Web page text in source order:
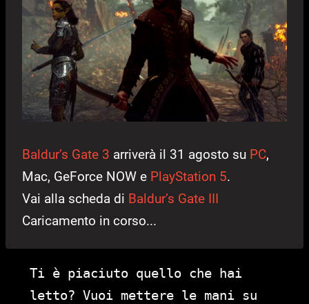
Baldur’s Gate 3 arriverà il 31 agosto su PC,
Mac, GeForce NOW e PlayStation 5.
Vai alla scheda di Baldur’s Gate III
Caricamento in corso...
Ti è piaciuto quello che hai
letto? Vuoi mettere le mani su